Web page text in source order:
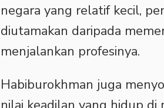
negara yang relatif kecil,
diutamakan daripada
menjalankan profesinya.
Habiburokhman juga